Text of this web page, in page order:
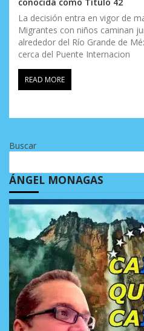
La decisión entra en vigor de
Migrantes con niños caminan
alrededor del Río Grande de
cerca del Puente Internacion
READ MORE
Buscar
ÁNGEL MONAGAS